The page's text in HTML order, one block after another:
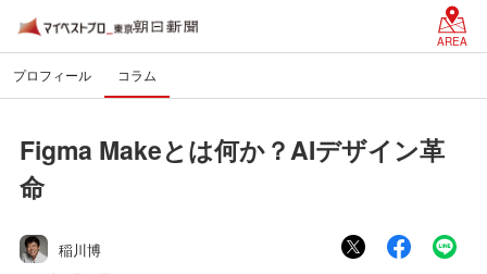
AREA
プロフィール コラム
Figma Makeとは何か？AIデザイン革
命
稲川博